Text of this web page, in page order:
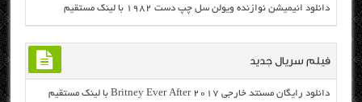
دانلود انیمیشن نوازنده ویولن سل چپ دست ۱۹۸۲ با لینک مستقیم
فیلم سریال جدید
دانلود رایگان مسنتد خارجی Britney Ever After 2017 با لینک مستقیم